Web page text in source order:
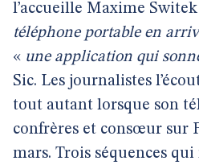
l’accueille Maxime
téléphone portable en
« une application qui
Sic. Les journalistes
tout autant lorsque son
confrères et consœur sur
mars. Trois séquences